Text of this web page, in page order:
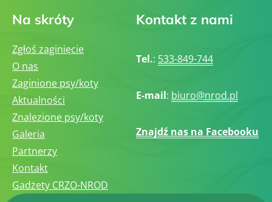
Na skróty
Zgłoś zaginięcie
O nas
Zaginione psy/koty
Aktualności
Znalezione psy/koty
Galeria
Partnerzy
Kontakt
Gadżety CRZO-NROD
Kontakt z nami
Tel.: 533-849-744
E-mail: biuro@nrod.pl
Znajdź nas na Facebooku